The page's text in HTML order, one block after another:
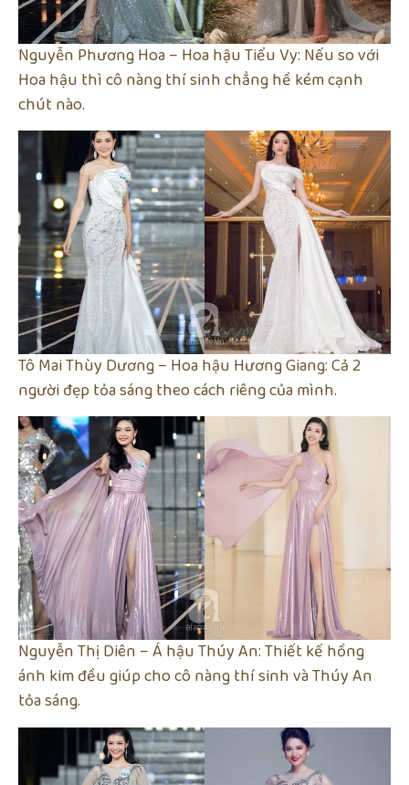
Nguyễn Phương Hoa – Hoa hậu Tiểu Vy: Nếu so với
Hoa hậu thì cô nàng thí sinh chẳng hề kém cạnh
chút nào.
Tô Mai Thùy Dương – Hoa hậu Hương Giang: Cả 2
người đẹp tỏa sáng theo cách riêng của mình.
Nguyễn Thị Diên – Á hậu Thúy An: Thiết kế hồng
ánh kim đều giúp cho cô nàng thí sinh và Thúy An
tỏa sáng.